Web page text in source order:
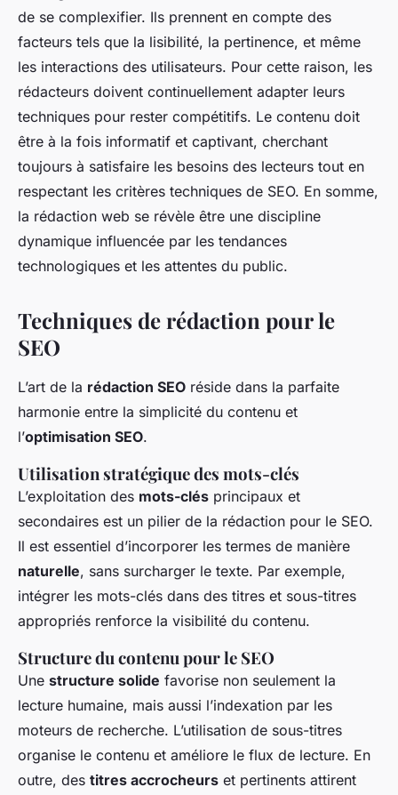
de se complexifier. Ils prennent en compte des
facteurs tels que la lisibilité, la pertinence, et même
les interactions des utilisateurs. Pour cette raison, les
rédacteurs doivent continuellement adapter leurs
techniques pour rester compétitifs. Le contenu doit
être à la fois informatif et captivant, cherchant
toujours à satisfaire les besoins des lecteurs tout en
respectant les critères techniques de SEO. En somme,
la rédaction web se révèle être une discipline
dynamique influencée par les tendances
technologiques et les attentes du public.
Techniques de rédaction pour le
SEO
L’art de la rédaction SEO réside dans la parfaite
harmonie entre la simplicité du contenu et
l’optimisation SEO.
Utilisation stratégique des mots-clés
L’exploitation des mots-clés principaux et
secondaires est un pilier de la rédaction pour le SEO.
Il est essentiel d’incorporer les termes de manière
naturelle, sans surcharger le texte. Par exemple,
intégrer les mots-clés dans des titres et sous-titres
appropriés renforce la visibilité du contenu.
Structure du contenu pour le SEO
Une structure solide favorise non seulement la
lecture humaine, mais aussi l’indexation par les
moteurs de recherche. L’utilisation de sous-titres
organise le contenu et améliore le flux de lecture. En
outre, des titres accrocheurs et pertinents attirent